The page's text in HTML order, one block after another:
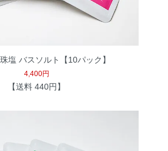
塩 バスソルト【10パック】
4,400円
【送料 440円】